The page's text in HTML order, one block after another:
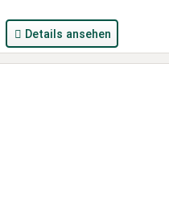
Details ansehen